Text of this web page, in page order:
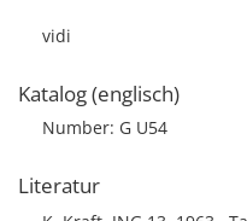
vidi
Katalog (englisch)
Number: G U54
Literatur